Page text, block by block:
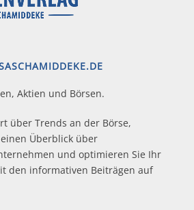
Aktien und Börsen.
über Trends an der Börse,
Überblick über
und optimieren Sie Ihr
den informativen Beiträgen auf